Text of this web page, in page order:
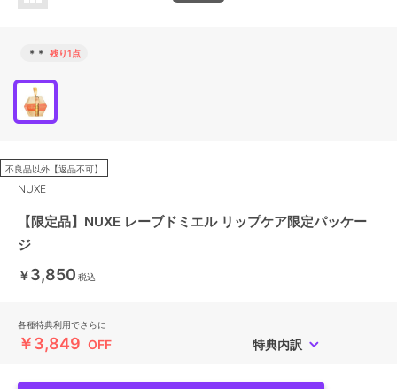
＊＊ 残り1点
不良品以外【返品不可】
NUXE
【限定品】NUXE レーブドミエル リップケア限定パッケー
ジ
￥3,850 税込
各種特典利用でさらに
￥3,849 OFF 特典内訳